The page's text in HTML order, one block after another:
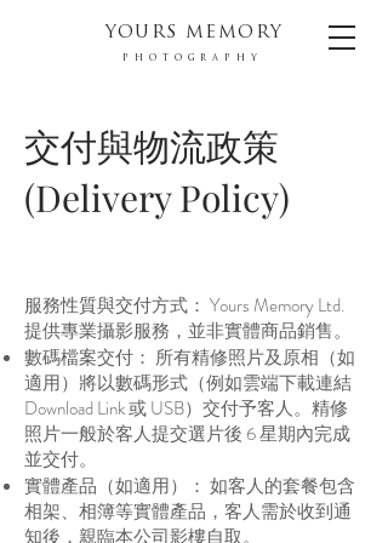
YOURS MEMORY
PHOTOGRAPHY
交付與物流政策
(Delivery Policy)
服務性質與交付方式： Yours Memory Ltd.
提供專業攝影服務，並非實體商品銷售。
數碼檔案交付： 所有精修照片及原相（如
適用）將以數碼形式（例如雲端下載連結
Download Link 或 USB）交付予客人。精修
照片一般於客人提交選片後 6 星期內完成
並交付。
實體產品（如適用）： 如客人的套餐包含
相架、相簿等實體產品，客人需於收到通
知後，親臨本公司影樓自取。